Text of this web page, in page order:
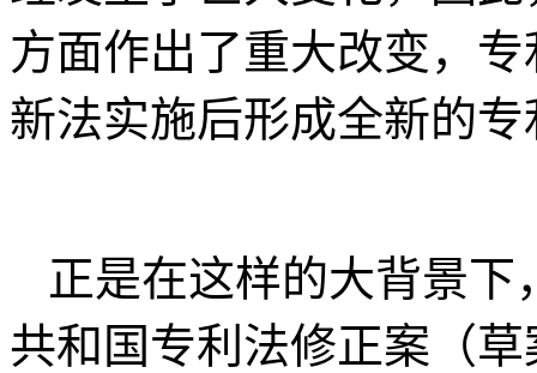
方面作出了重大改变，
新法实施后形成全新的
正是在这样的大背景下
共和国专利法修正案（